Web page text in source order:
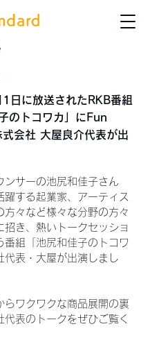
日に放送されたRKB番組
のトコワカ」にFun
会社 大屋良介代表が出
ンサーの池尻和佳子さん
躍する起業家、アーティス
方々など様々な分野の方々
招き、熱いトークセッショ
組「 池尻和佳子のトコワ
代表・大屋が出演しまし
らワクワクな商品展開の裏
代表のトークをぜひご覧く